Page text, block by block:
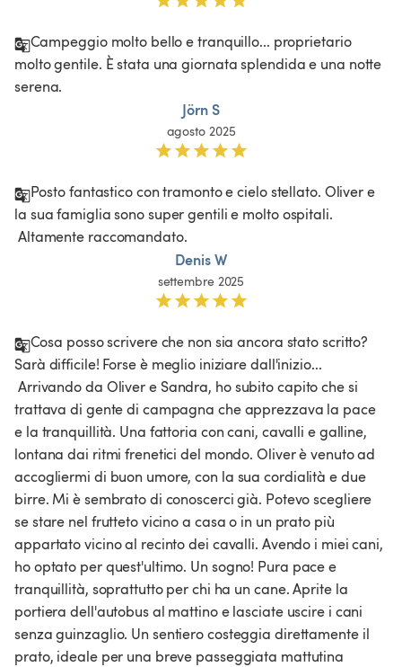
Campeggio molto bello e tranquillo... proprietario
molto gentile. È stata una giornata splendida e una notte
serena.
Jörn S
agosto 2025
Posto fantastico con tramonto e cielo stellato. Oliver e
la sua famiglia sono super gentili e molto ospitali.
Altamente raccomandato.
Denis W
settembre 2025
Cosa posso scrivere che non sia ancora stato scritto?
Sarà difficile! Forse è meglio iniziare dall'inizio...
trattava di gente di campagna che apprezzava la pace
e la tranquillità. Una fattoria con cani, cavalli e galline,
lontana dai ritmi frenetici del mondo. Oliver è venuto ad
accogliermi di buon umore, con la sua cordialità e due
birre. Mi è sembrato di conoscerci già. Potevo scegliere
se stare nel frutteto vicino a casa o in un prato più
appartato vicino al recinto dei cavalli. Avendo i miei cani,
ho optato per quest'ultimo. Un sogno! Pura pace e
tranquillità, soprattutto per chi ha un cane. Aprite la
portiera dell'autobus al mattino e lasciate uscire i cani
senza guinzaglio. Un sentiero costeggia direttamente il
prato, ideale per una breve passeggiata mattutina